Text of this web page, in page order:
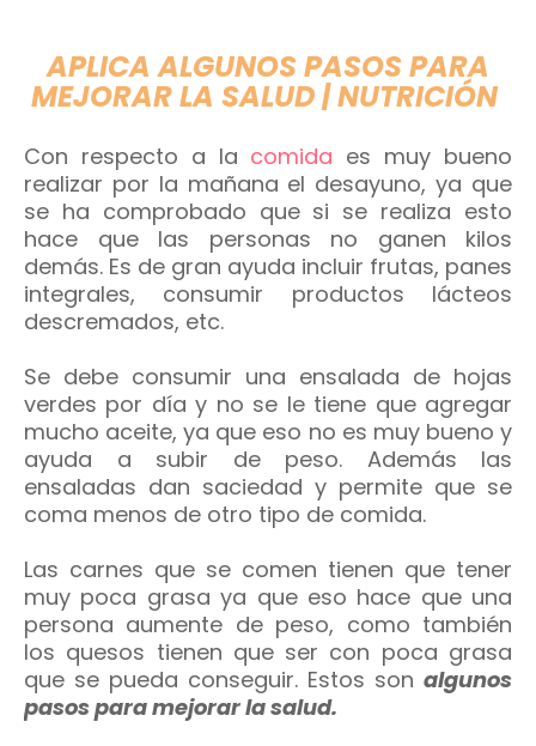
APLICA ALGUNOS PASOS PARA
MEJORAR LA SALUD | NUTRICIÓN
Con respecto a la comida es muy bueno
realizar por la mañana el desayuno, ya que
se ha comprobado que si se realiza esto
hace que las personas no ganen kilos
demás. Es de gran ayuda incluir frutas, panes
integrales, consumir productos lácteos
descremados, etc.
Se debe consumir una ensalada de hojas
verdes por día y no se le tiene que agregar
mucho aceite, ya que eso no es muy bueno y
ayuda a subir de peso. Además las
ensaladas dan saciedad y permite que se
coma menos de otro tipo de comida.
Las carnes que se comen tienen que tener
muy poca grasa ya que eso hace que una
persona aumente de peso, como también
los quesos tienen que ser con poca grasa
que se pueda conseguir. Estos son algunos
pasos para mejorar la salud.